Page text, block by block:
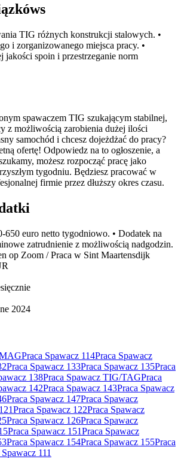
TIG różnych konstrukcji stalowych. •
i zorganizowanego miejsca pracy. •
jakości spoin i przestrzeganie norm
spawaczem TIG szukającym stabilnej,
z możliwością zarobienia dużej ilości
samochód i chcesz dojeżdżać do pracy?
ofertę! Odpowiedz na to ogłoszenie, a
możesz rozpocząć pracę jako
tygodniu. Będziesz pracować w
firmie przez dłuższy okres czasu.
650 euro netto tygodniowo. • Dodatek na
zatrudnienie z możliwością nadgodzin.
op Zoom / Praca w Sint Maartensdijk
2024
Praca Spawacz 114Praca Spawacz
Praca Spawacz 133Praca Spawacz 135Praca
138Praca Spawacz TIG/TAGPraca
142Praca Spawacz 143Praca Spawacz
Praca Spawacz 147Praca Spawacz
Praca Spawacz 122Praca Spawacz
Praca Spawacz 126Praca Spawacz
Praca Spawacz 151Praca Spawacz
Praca Spawacz 154Praca Spawacz 155Praca
111